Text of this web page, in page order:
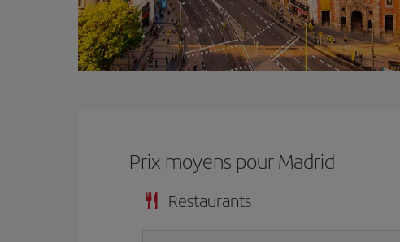
Prix ​​moyens pour Madrid
Restaurants